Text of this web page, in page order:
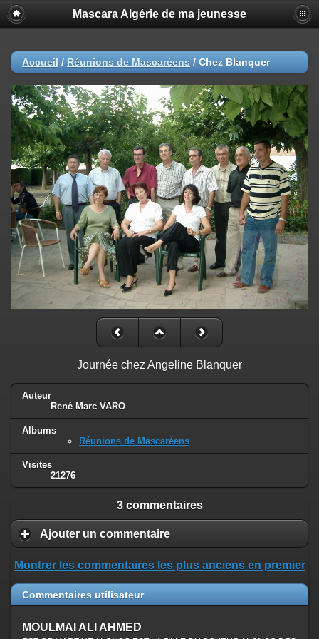
Mascara Algérie de ma jeunesse
Accueil / Réunions de Mascaréens / Chez Blanquer
Journée chez Angeline Blanquer
Auteur
René Marc VARO
Albums
Réunions de Mascaréens
Visites
21276
3 commentaires
Ajouter un commentaire
Montrer les commentaires les plus anciens en premier
Commentaires utilisateur
MOULMAI ALI AHMED